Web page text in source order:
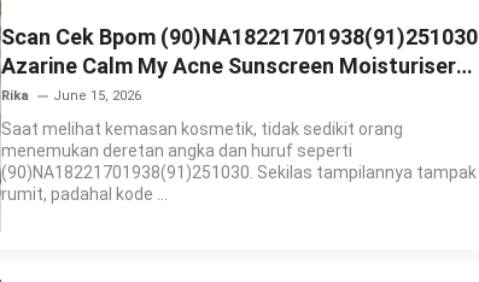
Scan Cek Bpom (90)NA18221701938(91)251030
Azarine Calm My Acne Sunscreen Moisturiser
SPF 35
Rika June 15, 2026
Saat melihat kemasan kosmetik, tidak sedikit orang
menemukan deretan angka dan huruf seperti
(90)NA18221701938(91)251030. Sekilas tampilannya tampak
rumit, padahal kode ...